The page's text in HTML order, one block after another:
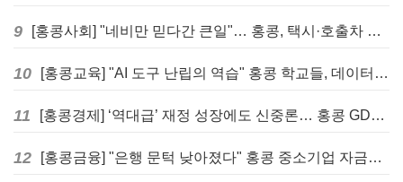
9 [홍콩사회] "네비만 믿다간 큰일"… 홍콩, 택시·호출차 통합 시험 도입하며 규제 본격화
10 [홍콩교육] "AI 도구 난립의 역습" 홍콩 학교들, 데이터 고립에 교육 효과 평가 비상
11 [홍콩경제] ‘역대급’ 재정 성장에도 신중론… 홍콩 GDP 전망 상향 속 “지정학적 리스크 경계”
12 [홍콩금융] "은행 문턱 낮아졌다" 홍콩 중소기업 자금줄 숨통 트이나… HKMA "2분기 신용 조건 안정적"